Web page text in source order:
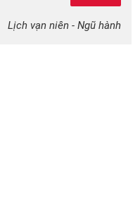
Lịch vạn niên - Ngũ hành